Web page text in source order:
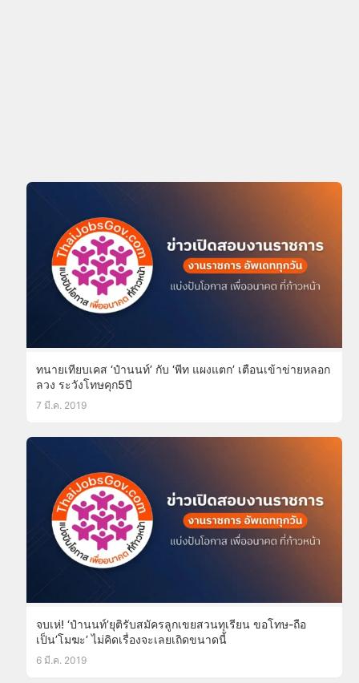
ทนายเทียบเคส ‘ป๋านนท์’ กับ ‘พีท แผงแตก’ เตือนเข้าข่ายหลอก
ลวง ระวังโทษคุก5ปี
7 มี.ค. 2019
จบเห่! ‘ป๋านนท์’ยุติรับสมัครลูกเขยสวนทุเรียน ขอโทษ-ถือ
เป็น’โมฆะ’ ไม่คิดเรื่องจะเลยเถิดขนาดนี้
6 มี.ค. 2019